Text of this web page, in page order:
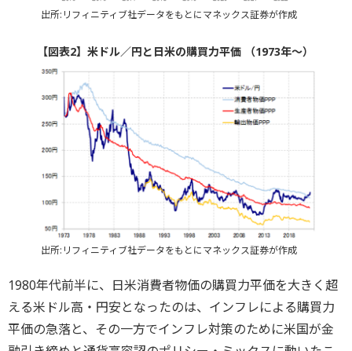
出所:リフィニティブ社データをもとにマネックス証券が作成
【図表2】米ドル／円と日米の購買力平価 （1973年～）
出所:リフィニティブ社データをもとにマネックス証券が作成
1980年代前半に、日米消費者物価の購買力平価を大きく超
える米ドル高・円安となったのは、インフレによる購買力
平価の急落と、その一方でインフレ対策のために米国が金